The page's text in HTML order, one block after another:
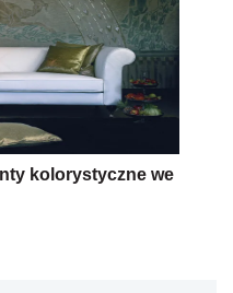
kolorystyczne we